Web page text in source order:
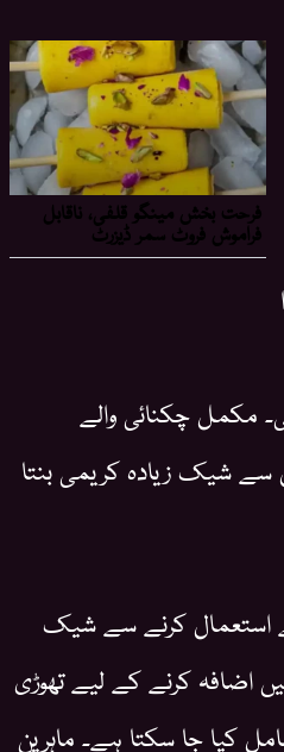
مکمل چکنائی والے
شیک زیادہ کریمی بنتا
استعمال کرنے سے شیک
اضافہ کرنے کے لیے تھوڑی
کیا جا سکتا ہے۔ ماہرین